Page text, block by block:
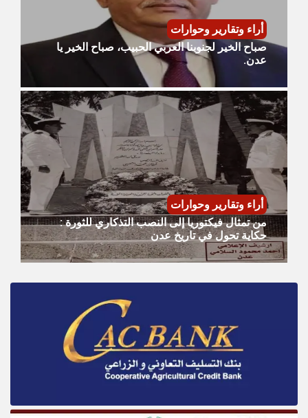
أراء وتقارير وحوارات
صباح الخير لجنوبنا العربي الحبيب، صباح الخير يا
عدن.
أراء وتقارير وحوارات
من تمثال فيكتوريا إلى النصب التذكاري للثورة :
حكاية تحول في تاريخ عدن